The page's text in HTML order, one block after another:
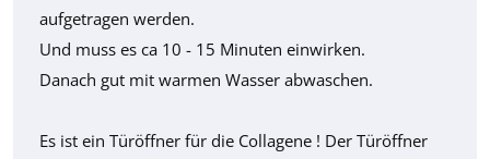
aufgetragen werden.
Und muss es ca 10 - 15 Minuten einwirken.
Danach gut mit warmen Wasser abwaschen.
Es ist ein Türöffner für die Collagene ! Der Türöffner